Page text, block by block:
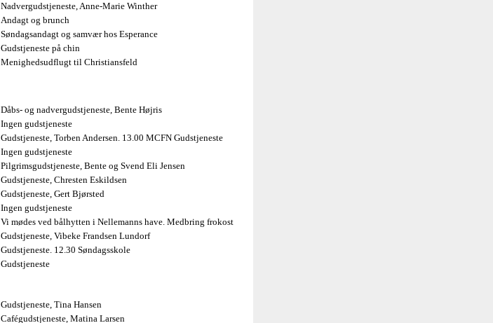
Nadvergudstjeneste, Anne-Marie Winther
Andagt og brunch
Søndagsandagt og samvær hos Esperance
Gudstjeneste på chin
Menighedsudflugt til Christiansfeld
Dåbs- og nadvergudstjeneste, Bente Højris
Ingen gudstjeneste
Gudstjeneste, Torben Andersen. 13.00 MCFN Gudstjeneste
Ingen gudstjeneste
Pilgrimsgudstjeneste, Bente og Svend Eli Jensen
Gudstjeneste, Chresten Eskildsen
Gudstjeneste, Gert Bjørsted
Ingen gudstjeneste
Vi mødes ved bålhytten i Nellemanns have. Medbring frokost
Gudstjeneste, Vibeke Frandsen Lundorf
Gudstjeneste. 12.30 Søndagsskole
Gudstjeneste
Gudstjeneste, Tina Hansen
Cafégudstjeneste, Matina Larsen